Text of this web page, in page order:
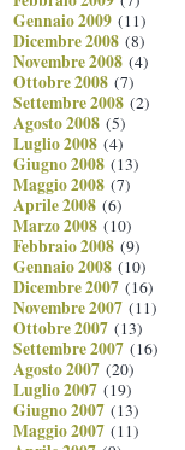
Gennaio 2009 (11)
Dicembre 2008 (8)
Novembre 2008 (4)
Ottobre 2008 (7)
Settembre 2008 (2)
Agosto 2008 (5)
Luglio 2008 (4)
Giugno 2008 (13)
Maggio 2008 (7)
Aprile 2008 (6)
Marzo 2008 (10)
Febbraio 2008 (9)
Gennaio 2008 (10)
Dicembre 2007 (16)
Novembre 2007 (11)
Ottobre 2007 (13)
Settembre 2007 (16)
Agosto 2007 (20)
Luglio 2007 (19)
Giugno 2007 (13)
Maggio 2007 (11)